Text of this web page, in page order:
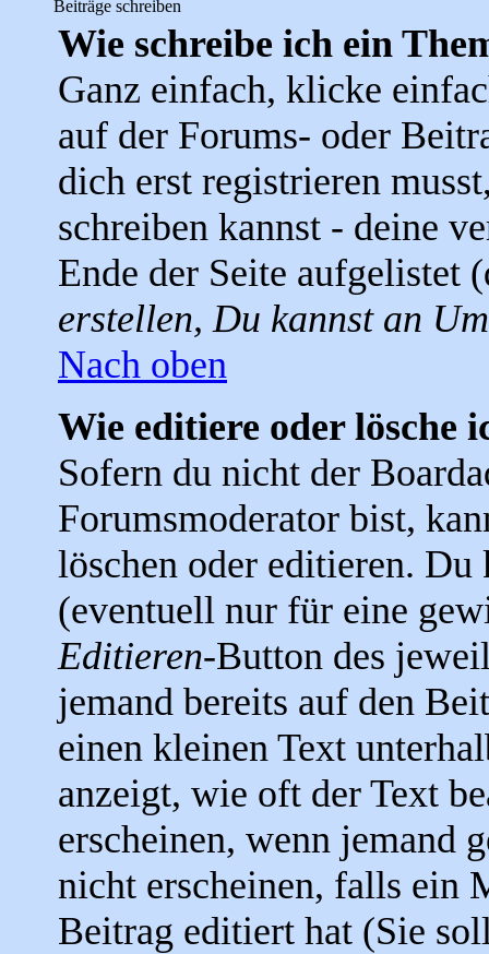
Beiträge schreiben
Wie schreibe ich ein
Ganz einfach, klicke
auf der Forums- oder
dich erst registrieren
schreiben kannst - deine
Ende der Seite aufgelistet
erstellen, Du kannst an
Nach oben
Wie editiere oder lösche
Sofern du nicht der
Forumsmoderator bist,
löschen oder editieren.
(eventuell nur für eine
Editieren-Button des
jemand bereits auf den
einen kleinen Text
anzeigt, wie oft der Text
erscheinen, wenn jemand
nicht erscheinen, falls ein
Beitrag editiert hat (Sie